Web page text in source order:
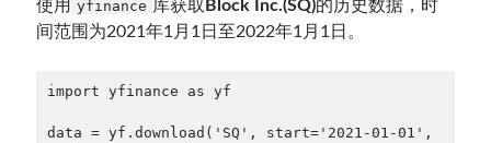
使用 yfinance 库获取Block Inc.(SQ)的历史数据，时
间范围为2021年1月1日至2022年1月1日。
import yfinance as yf
data = yf.download('SQ', start='2021-01-01',